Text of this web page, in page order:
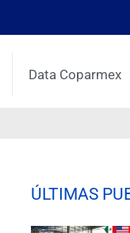
Data Coparmex
ÚLTIMAS